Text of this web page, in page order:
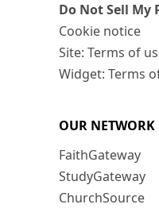
Do Not Sell
Cookie notice
Site: Terms of
Widget: Terms
OUR NETWORK
FaithGateway
StudyGateway
ChurchSource